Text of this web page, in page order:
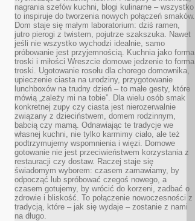
nagrania szefów kuchni, blogi kulinarne – wszystko
to inspiruje do tworzenia nowych połączeń smaków.
Dom staje się małym laboratorium: dziś ramen,
jutro pierogi z twistem, pojutrze szakszuka. Nawet
jeśli nie wszystko wychodzi idealnie, samo
próbowanie jest przyjemnością. Kuchnia jako forma
troski i miłości Wreszcie domowe jedzenie to forma
troski. Ugotowanie rosołu dla chorego domownika,
upieczenie ciasta na urodziny, przygotowanie
lunchboxów na trudny dzień – to małe gesty, które
mówią „zależy mi na tobie”. Dla wielu osób smak
konkretnej zupy czy ciasta jest nierozerwalnie
związany z dzieciństwem, domem rodzinnym,
babcią czy mamą. Odnawiając te tradycje we
własnej kuchni, nie tylko karmimy ciało, ale też
podtrzymujemy wspomnienia i więzi. Domowe
gotowanie nie jest przeciwieństwem korzystania z
restauracji czy dostaw. Raczej staje się
świadomym wyborem: czasem zamawiamy, by
odpocząć lub spróbować czegoś nowego, a
czasem gotujemy, by wrócić do korzeni, zadbać o
zdrowie i bliskość. To połączenie nowoczesności z
tradycją, które – jak się wydaje – zostanie z nami
na długo.